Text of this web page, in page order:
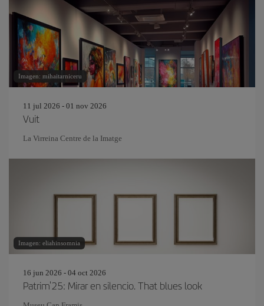
Imagen: mihaitarniceru
11 jul 2026 - 01 nov 2026
Vuit
La Virreina Centre de la Imatge
Imagen: eliahinsomnia
16 jun 2026 - 04 oct 2026
Patrim'25: Mirar en silencio. That blues look